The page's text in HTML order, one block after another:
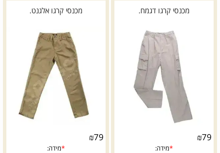
מכנסי קרגו דגמח.
₪79
מכנסי קרגו אלגנט.
₪79